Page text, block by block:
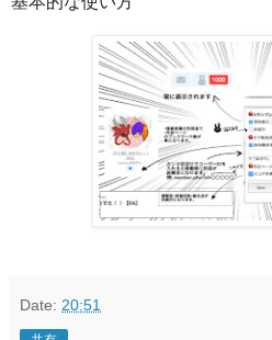
Date: 20:51